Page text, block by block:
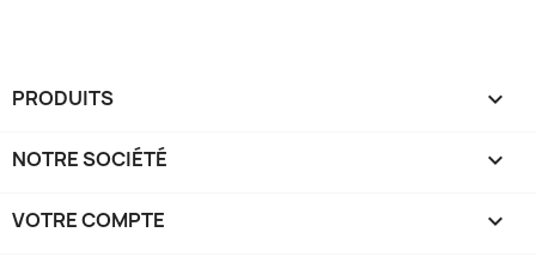
PRODUITS 
NOTRE SOCIÉTÉ 
VOTRE COMPTE 